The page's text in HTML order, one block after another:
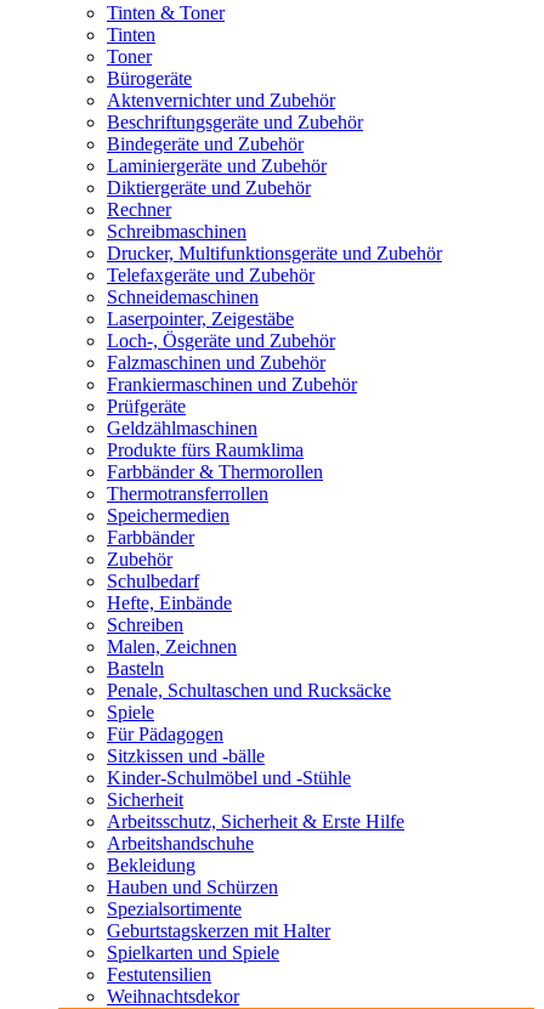
Tinten & Toner
Tinten
Toner
Bürogeräte
Aktenvernichter und Zubehör
Beschriftungsgeräte und Zubehör
Bindegeräte und Zubehör
Laminiergeräte und Zubehör
Diktiergeräte und Zubehör
Rechner
Schreibmaschinen
Drucker, Multifunktionsgeräte und Zubehör
Telefaxgeräte und Zubehör
Schneidemaschinen
Laserpointer, Zeigestäbe
Loch-, Ösgeräte und Zubehör
Falzmaschinen und Zubehör
Frankiermaschinen und Zubehör
Prüfgeräte
Geldzählmaschinen
Produkte fürs Raumklima
Farbbänder & Thermorollen
Thermotransferrollen
Speichermedien
Farbbänder
Zubehör
Schulbedarf
Hefte, Einbände
Schreiben
Malen, Zeichnen
Basteln
Penale, Schultaschen und Rucksäcke
Spiele
Für Pädagogen
Sitzkissen und -bälle
Kinder-Schulmöbel und -Stühle
Sicherheit
Arbeitsschutz, Sicherheit & Erste Hilfe
Arbeitshandschuhe
Bekleidung
Hauben und Schürzen
Spezialsortimente
Geburtstagskerzen mit Halter
Spielkarten und Spiele
Festutensilien
Weihnachtsdekor